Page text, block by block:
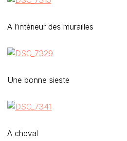
A l’intérieur des murailles
Une bonne sieste
A cheval